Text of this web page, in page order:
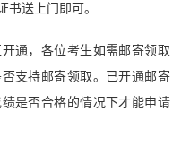
书送上门即可。
通，各位考生如需邮寄领取
支持邮寄领取。已开通邮寄
是否合格的情况下才能申请